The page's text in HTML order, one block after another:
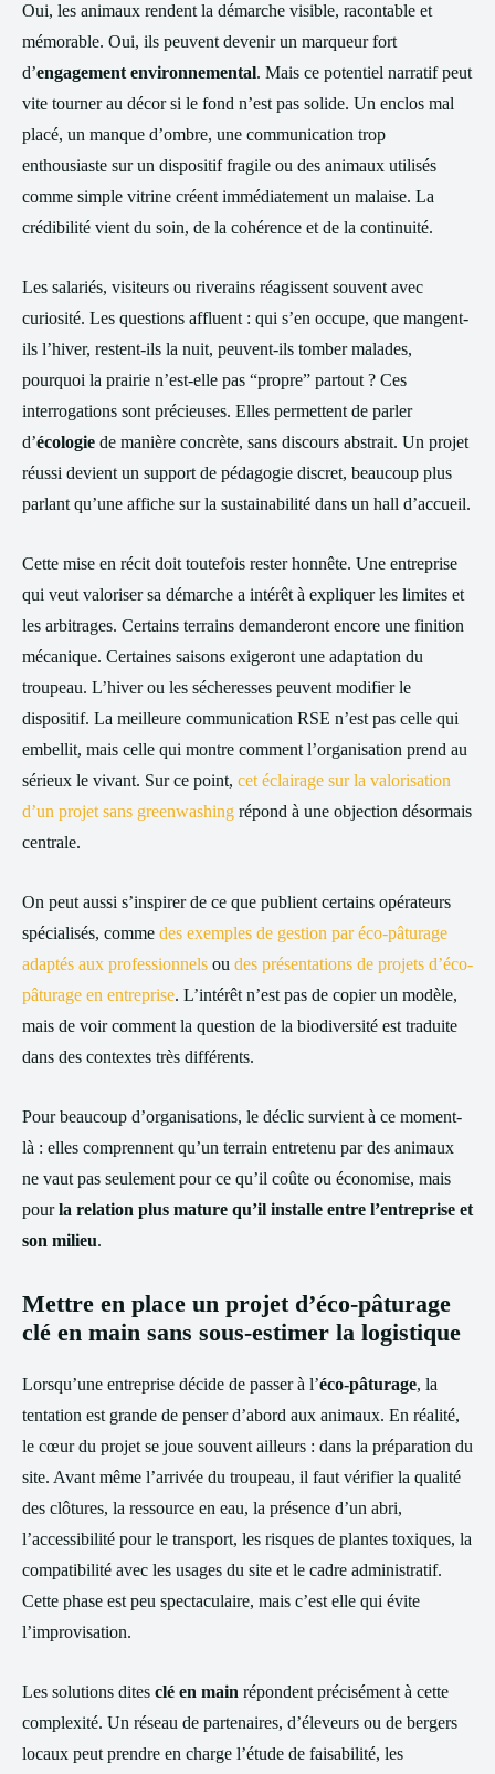
Oui, les animaux rendent la démarche visible, racontable et
mémorable. Oui, ils peuvent devenir un marqueur fort
d’engagement environnemental. Mais ce potentiel narratif peut
vite tourner au décor si le fond n’est pas solide. Un enclos mal
placé, un manque d’ombre, une communication trop
enthousiaste sur un dispositif fragile ou des animaux utilisés
comme simple vitrine créent immédiatement un malaise. La
crédibilité vient du soin, de la cohérence et de la continuité.
Les salariés, visiteurs ou riverains réagissent souvent avec
curiosité. Les questions affluent : qui s’en occupe, que mangent-
ils l’hiver, restent-ils la nuit, peuvent-ils tomber malades,
pourquoi la prairie n’est-elle pas “propre” partout ? Ces
interrogations sont précieuses. Elles permettent de parler
d’écologie de manière concrète, sans discours abstrait. Un projet
réussi devient un support de pédagogie discret, beaucoup plus
parlant qu’une affiche sur la sustainabilité dans un hall d’accueil.
Cette mise en récit doit toutefois rester honnête. Une entreprise
qui veut valoriser sa démarche a intérêt à expliquer les limites et
les arbitrages. Certains terrains demanderont encore une finition
mécanique. Certaines saisons exigeront une adaptation du
troupeau. L’hiver ou les sécheresses peuvent modifier le
dispositif. La meilleure communication RSE n’est pas celle qui
embellit, mais celle qui montre comment l’organisation prend au
sérieux le vivant. Sur ce point, cet éclairage sur la valorisation
d’un projet sans greenwashing répond à une objection désormais
centrale.
On peut aussi s’inspirer de ce que publient certains opérateurs
spécialisés, comme des exemples de gestion par éco-pâturage
adaptés aux professionnels ou des présentations de projets d’éco-
pâturage en entreprise. L’intérêt n’est pas de copier un modèle,
mais de voir comment la question de la biodiversité est traduite
dans des contextes très différents.
Pour beaucoup d’organisations, le déclic survient à ce moment-
là : elles comprennent qu’un terrain entretenu par des animaux
ne vaut pas seulement pour ce qu’il coûte ou économise, mais
pourla relation plus mature qu’il installe entre l’entreprise et
son milieu.
Mettre en place un projet d’éco-pâturage
clé en main sans sous-estimer la logistique
Lorsqu’une entreprise décide de passer à l’éco-pâturage, la
tentation est grande de penser d’abord aux animaux. En réalité,
le cœur du projet se joue souvent ailleurs : dans la préparation du
site. Avant même l’arrivée du troupeau, il faut vérifier la qualité
des clôtures, la ressource en eau, la présence d’un abri,
l’accessibilité pour le transport, les risques de plantes toxiques, la
compatibilité avec les usages du site et le cadre administratif.
Cette phase est peu spectaculaire, mais c’est elle qui évite
l’improvisation.
Les solutions dites clé en main répondent précisément à cette
complexité. Un réseau de partenaires, d’éleveurs ou de bergers
locaux peut prendre en charge l’étude de faisabilité, les